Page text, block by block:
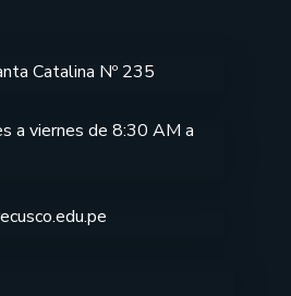
Catalina Nº 235
a viernes de 8:30 AM a